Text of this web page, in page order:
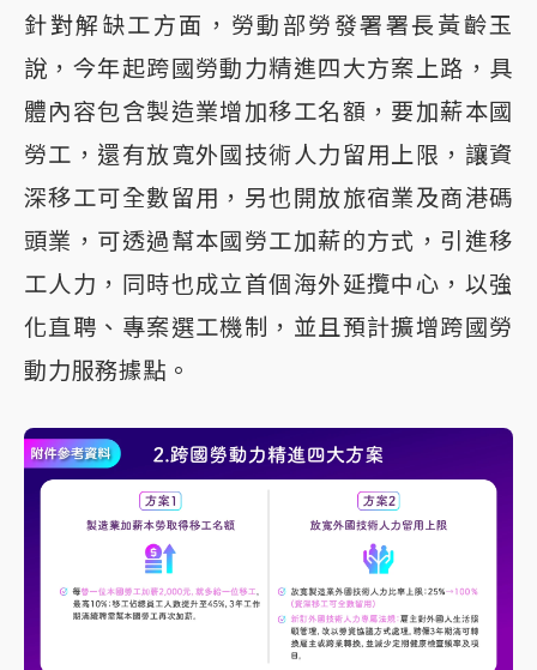
針對解缺工方面，勞動部勞發署署長黃齡玉
說，今年起跨國勞動力精進四大方案上路，具
體內容包含製造業增加移工名額，要加薪本國
勞工，還有放寬外國技術人力留用上限，讓資
深移工可全數留用，另也開放旅宿業及商港碼
頭業，可透過幫本國勞工加薪的方式，引進移
工人力，同時也成立首個海外延攬中心，以強
化直聘、專案選工機制，並且預計擴增跨國勞
動力服務據點。